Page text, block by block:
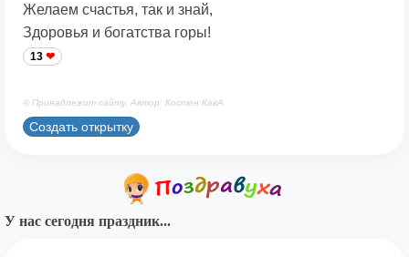
Желаем счастья, так и знай,
Здоровья и богатства горы!
13
© Принадлежит сайту. Автор: Костен КавА
Создать открытку
У нас сегодня праздник...